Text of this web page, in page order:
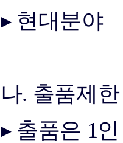
▸ 현대분야
나. 출품제한
▸ 출품은 1